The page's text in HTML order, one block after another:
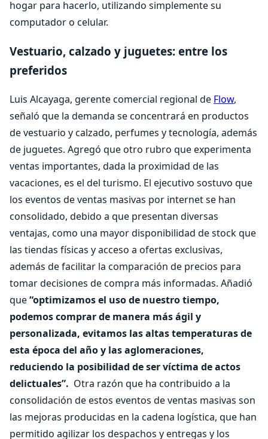
hogar para hacerlo, utilizando simplemente su
computador o celular.
Vestuario, calzado y juguetes: entre los
preferidos
Luis Alcayaga, gerente comercial regional de Flow,
señaló que la demanda se concentrará en productos
de vestuario y calzado, perfumes y tecnología, además
de juguetes. Agregó que otro rubro que experimenta
ventas importantes, dada la proximidad de las
vacaciones, es el del turismo. El ejecutivo sostuvo que
los eventos de ventas masivas por internet se han
consolidado, debido a que presentan diversas
ventajas, como una mayor disponibilidad de stock que
las tiendas físicas y acceso a ofertas exclusivas,
además de facilitar la comparación de precios para
tomar decisiones de compra más informadas. Añadió
que“optimizamos el uso de nuestro tiempo,
podemos comprar de manera más ágil y
personalizada, evitamos las altas temperaturas de
esta época del año y las aglomeraciones,
reduciendo la posibilidad de ser víctima de actos
delictuales”. Otra razón que ha contribuido a la
consolidación de estos eventos de ventas masivas son
las mejoras producidas en la cadena logística, que han
permitido agilizar los despachos y entregas y los